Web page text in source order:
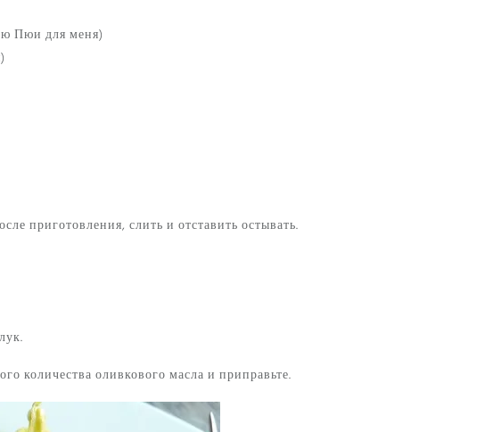
Пюи для меня)
приготовления, слить и отставить остывать.
количества оливкового масла и приправьте.